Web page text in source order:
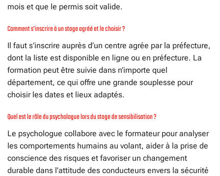
mois et que le permis soit valide.
Comment s’inscrire à un stage agréé et le choisir ?
Il faut s’inscrire auprès d’un centre agrée par la préfecture,
dont la liste est disponible en ligne ou en préfecture. La
formation peut être suivie dans n’importe quel
département, ce qui offre une grande souplesse pour
choisir les dates et lieux adaptés.
Quel est le rôle du psychologue lors du stage de sensibilisation ?
Le psychologue collabore avec le formateur pour analyser
les comportements humains au volant, aider à la prise de
conscience des risques et favoriser un changement
durable dans l’attitude des conducteurs envers la sécurité